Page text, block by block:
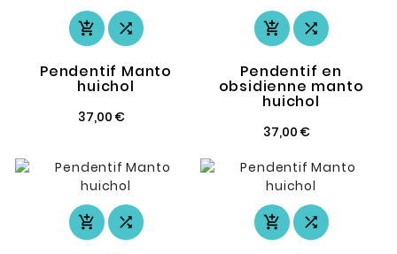
 
Pendentif Manto
huichol
37,00 €
 
Pendentif en
obsidienne manto
huichol
37,00 €
   